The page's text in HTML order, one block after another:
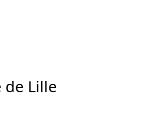
de Lille